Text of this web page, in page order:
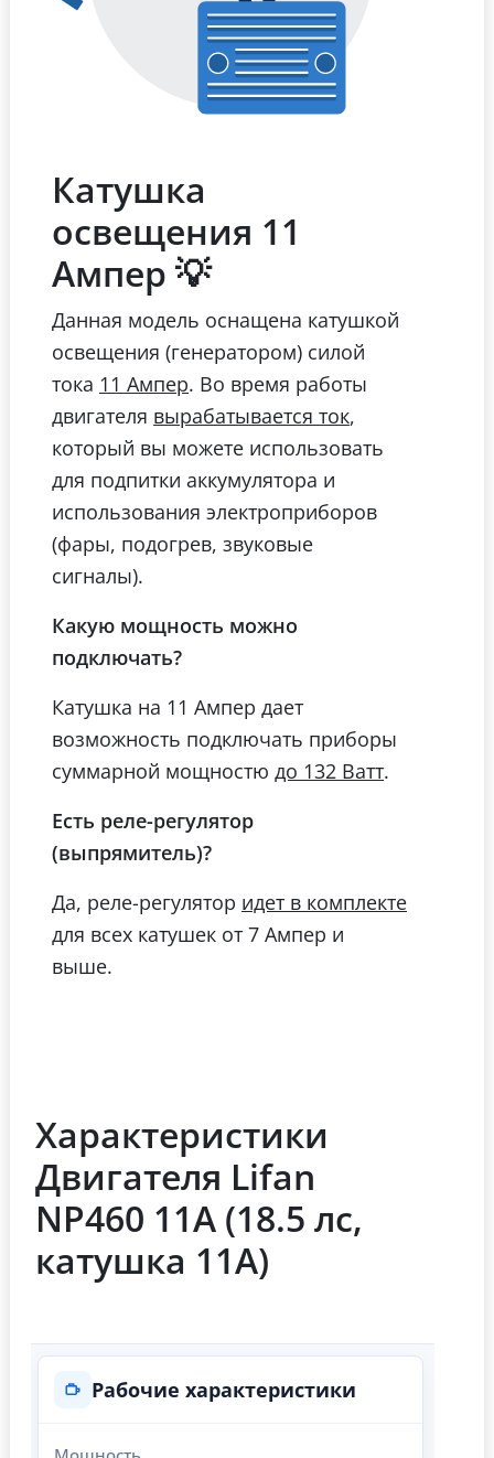
Катушка
освещения 11
Ампер 💡
Данная модель оснащена катушкой
освещения (генератором) силой
тока 11 Ампер. Во время работы
двигателя вырабатывается ток,
который вы можете использовать
для подпитки аккумулятора и
использования электроприборов
(фары, подогрев, звуковые
сигналы).
Какую мощность можно
подключать?
Катушка на 11 Ампер дает
возможность подключать приборы
суммарной мощностю до 132 Ватт.
Есть реле-регулятор
(выпрямитель)?
Да, реле-регулятор идет в комплекте
для всех катушек от 7 Ампер и
выше.
Характеристики
Двигателя Lifan
NP460 11А (18.5 лс,
катушка 11А)
Рабочие характеристики